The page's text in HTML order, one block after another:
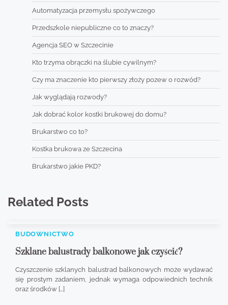
Automatyzacja przemysłu spożywczego
Przedszkole niepubliczne co to znaczy?
Agencja SEO w Szczecinie
Kto trzyma obrączki na ślubie cywilnym?
Czy ma znaczenie kto pierwszy złoży pozew o rozwód?
Jak wyglądają rozwody?
Jak dobrać kolor kostki brukowej do domu?
Brukarstwo co to?
Kostka brukowa ze Szczecina
Brukarstwo jakie PKD?
Related Posts
BUDOWNICTWO
Szklane balustrady balkonowe jak czyścić?
Czyszczenie szklanych balustrad balkonowych może wydawać
się prostym zadaniem, jednak wymaga odpowiednich technik
oraz środków […]